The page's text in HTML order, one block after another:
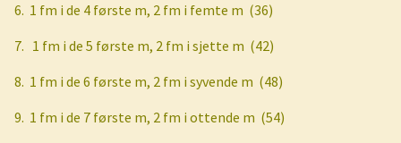
6. 1 fm i de 4 første m, 2 fm i femte m (36)
7. 1 fm i de 5 første m, 2 fm i sjette m (42)
8. 1 fm i de 6 første m, 2 fm i syvende m (48)
9. 1 fm i de 7 første m, 2 fm i ottende m (54)